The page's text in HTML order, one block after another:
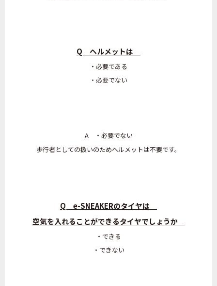
Q ヘルメットは
・必要である
・必要でない
A ・必要でない
歩行者としての扱いのためヘルメットは不要です。
Q e-SNEAKERのタイヤは
空気を入れることができるタイヤでしょうか
・できる
・できない